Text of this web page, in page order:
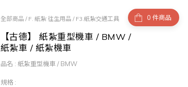
件商品
全部商品 / F. 紙紮 往生用品 / F3.紙紮交通工具
【古德】 紙紮重型機車 / BMW /
紙紮車 / 紙紮機車
品名 : 紙紮重型機車 / BMW
規格 :